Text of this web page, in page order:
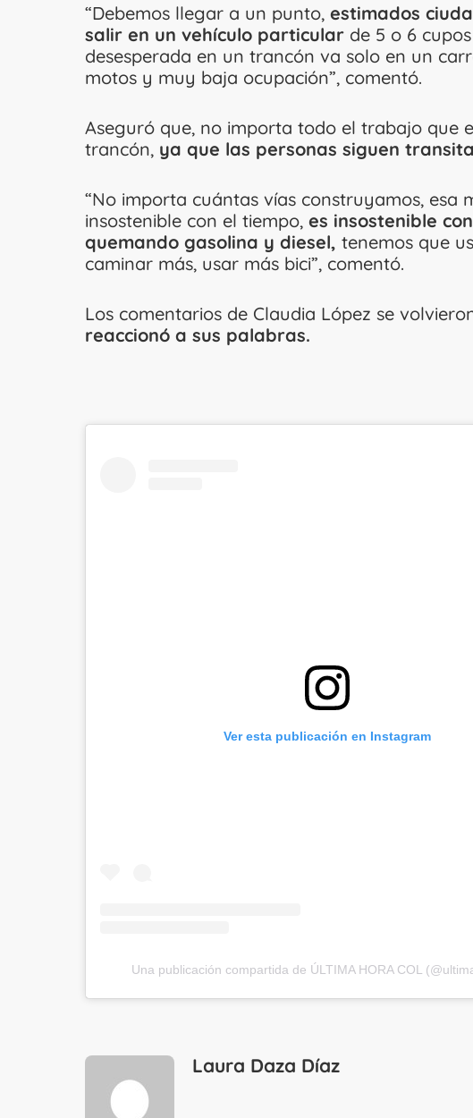
“Debemos llegar a un punto, estimados
salir en un vehículo particular de 5 o 6
desesperada en un trancón va solo en un
motos y muy baja ocupación”, comentó.
Aseguró que, no importa todo el trabajo que
trancón, ya que las personas siguen
“No importa cuántas vías construyamos, esa
insostenible con el tiempo, es insostenible
quemando gasolina y diesel, tenemos que
caminar más, usar más bici”, comentó.
Los comentarios de Claudia López se
reaccionó a sus palabras.
Ver esta publicación en Instagram
Una publicación compartida de ÚLTIMA HORA COL
Laura Daza Díaz